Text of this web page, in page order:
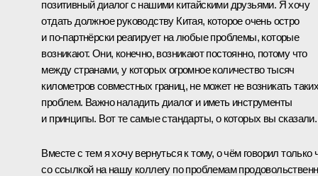
позитивный диалог с нашими китайскими друзьями. Я хочу
отдать должное руководству Китая, которое очень остро
и по‑партнёрски реагирует на любые проблемы, которые
возникают. Они, конечно, возникают постоянно, потому что
между странами, у которых огромное количество тысяч
километров совместных границ, не может не возникать
проблем. Важно наладить диалог и иметь инструменты
и принципы. Вот те самые стандарты, о которых вы сказали.
Вместе с тем я хочу вернуться к тому, о чём говорил только
со ссылкой на нашу коллегу по проблемам